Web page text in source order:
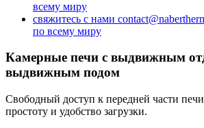
всему миру
свяжитесь с нами
по всему миру
Камерные печи с выдвижным
выдвижным подом
Свободный доступ к передней части
простоту и удобство загрузки.